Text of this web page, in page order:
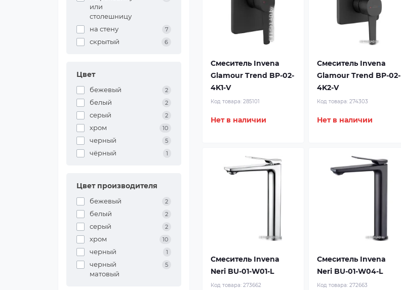
или
столешницу
на стену 7
скрытый 6
Цвет
бежевый 2
белый 2
серый 2
хром 10
черный 5
чёрный 1
Цвет производителя
бежевый 2
белый 2
серый 2
хром 10
черный 1
черный
матовый
5
Смеситель Invena
Glamour Trend BP-02-
4K1-V
Код товара: 285101
Нет в наличии
Смеситель Invena
Glamour Trend BP-02-
4K2-V
Код товара: 274303
Нет в наличии
Смеситель Invena
Neri BU-01-W01-L
Код товара: 273662
Смеситель Invena
Neri BU-01-W04-L
Код товара: 272663